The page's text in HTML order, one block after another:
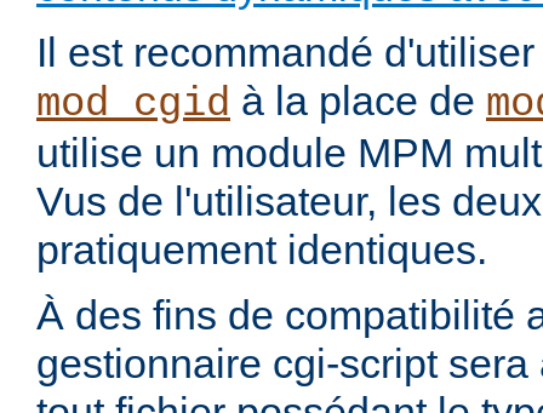
Il est recommandé
mod_cgid à la place de
utilise un module MPM
Vus de l'utilisateur, les
pratiquement identiques.
À des fins de compatibilité
gestionnaire cgi-script